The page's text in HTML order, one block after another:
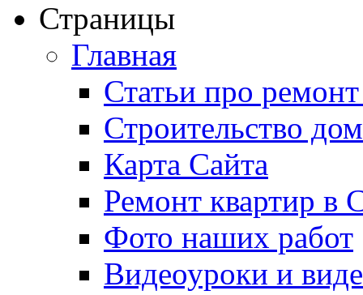
Страницы
Главная
Статьи про
Строительство
Карта Сайта
Ремонт квартир в
Фото наших работ
Видеоуроки и